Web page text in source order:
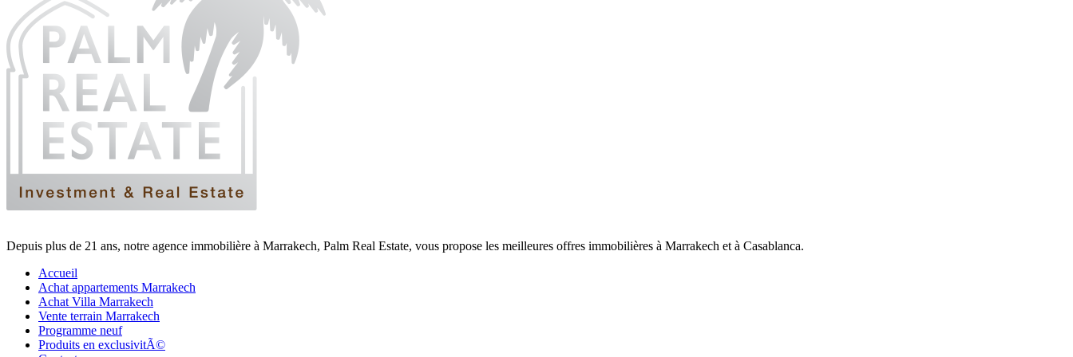
Depuis plus de 21 ans, notre agence immobilière à Marrakech, Palm Real Estate, vous propose les meilleures offres immobilières à Marrakech et à Casablanca.
Accueil
Achat appartements Marrakech
Achat Villa Marrakech
Vente terrain Marrakech
Programme neuf
Produits en exclusivitÃ©